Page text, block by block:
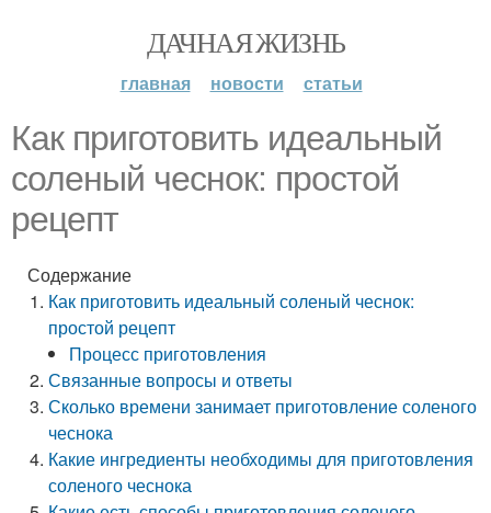
ДАЧНАЯ ЖИЗНЬ
главная новости статьи
Как приготовить идеальный
соленый чеснок: простой
рецепт
Содержание
Как приготовить идеальный соленый чеснок:
простой рецепт
Процесс приготовления
Связанные вопросы и ответы
Сколько времени занимает приготовление соленого
чеснока
Какие ингредиенты необходимы для приготовления
соленого чеснока